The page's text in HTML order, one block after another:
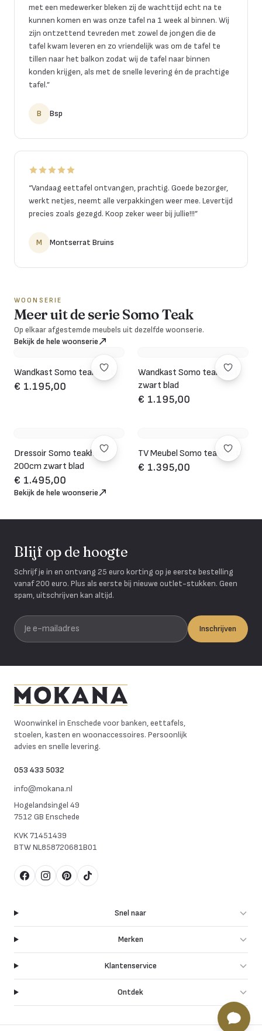
met een medewerker bleken zij de wachttijd echt na te
kunnen komen en was onze tafel na 1 week al binnen. Wij
zijn ontzettend tevreden met zowel de jongen die de
tafel kwam leveren en zo vriendelijk was om de tafel te
tillen naar het balkon zodat wij de tafel naar binnen
konden krijgen, als met de snelle levering én de prachtige
tafel.”
B Bsp
“Vandaag eettafel ontvangen, prachtig. Goede bezorger,
werkt netjes, neemt alle verpakkingen weer mee. Levertijd
precies zoals gezegd. Koop zeker weer bij jullie!!!”
M Montserrat Bruins
WOONSERIE
Meer uit de serie Somo Teak
Op elkaar afgestemde meubels uit dezelfde woonserie.
Bekijk de hele woonserie
Wandkast Somo teakhout
€ 1.195,00
Wandkast Somo teakhout
zwart blad
€ 1.195,00
Dressoir Somo teakhout
200cm zwart blad
€ 1.495,00
TV Meubel Somo teakhout
€ 1.395,00
Bekijk de hele woonserie
Blijf op de hoogte
Schrijf je in en ontvang 25 euro korting op je eerste bestelling
vanaf 200 euro. Plus als eerste bij nieuwe outlet-stukken. Geen
spam, uitschrijven kan altijd.
Je e-mailadres
Inschrijven
Woonwinkel in Enschede voor banken, eettafels,
stoelen, kasten en woonaccessoires. Persoonlijk
advies en snelle levering.
053 433 5032
info@mokana.nl
Hogelandsingel 49
7512 GB Enschede
KVK71451439
BTWNL858720681B01
FacebookInstagram
Pinterest
TikTok
Snel naar
Merken
Klantenservice
Ontdek